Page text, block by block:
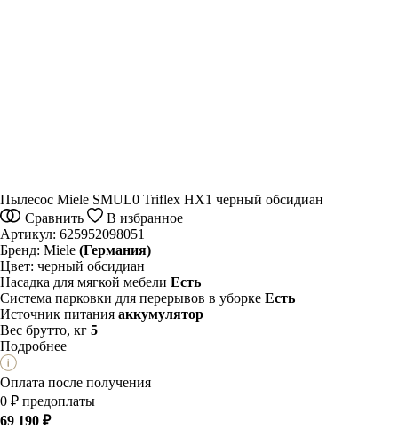
Пылесос Miele SMUL0 Triflex HX1 черный обсидиан
Сравнить
В избранное
Артикул: 625952098051
Бренд: Miele (Германия)
Цвет: черный обсидиан
Насадка для мягкой мебели Есть
Система парковки для перерывов в уборке Есть
Источник питания аккумулятор
Вес брутто, кг 5
Подробнее
Оплата после получения
0 ₽ предоплаты
69 190 ₽